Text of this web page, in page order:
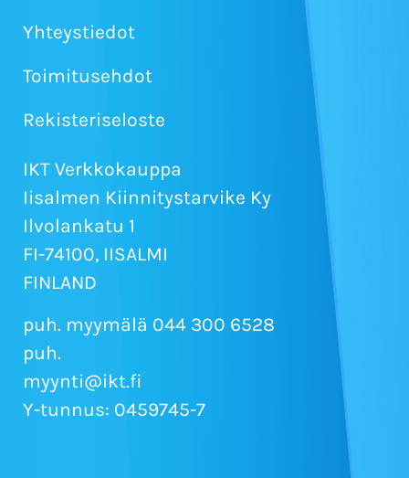
Yhteystiedot
Toimitusehdot
Rekisteriseloste
IKT Verkkokauppa
Iisalmen Kiinnitystarvike Ky
Ilvolankatu 1
FI-74100, IISALMI
FINLAND
puh. myymälä 044 300 6528
puh.
myynti@ikt.fi
Y-tunnus: 0459745-7